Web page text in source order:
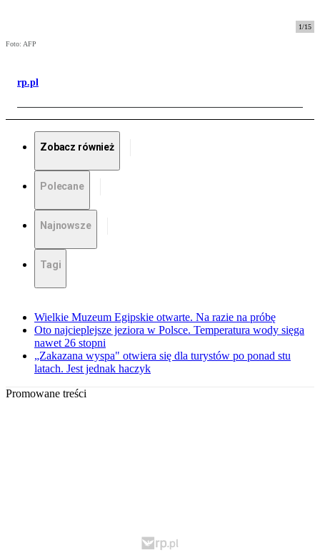
1/15
Foto: AFP
rp.pl
Zobacz również
Polecane
Najnowsze
Tagi
Wielkie Muzeum Egipskie otwarte. Na razie na próbę
Oto najcieplejsze jeziora w Polsce. Temperatura wody sięga
nawet 26 stopni
„Zakazana wyspa" otwiera się dla turystów po ponad stu
latach. Jest jednak haczyk
Promowane treści